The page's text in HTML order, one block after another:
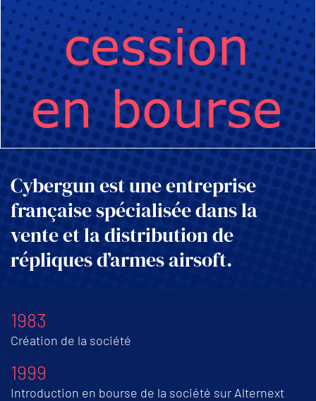
Cybergun est une entreprise
française spécialisée dans la
vente et la distribution de
répliques d’armes airsoft.
1983
Création de la société
1999
Introduction en bourse de la société sur Alternext